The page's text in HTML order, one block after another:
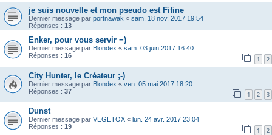
je suis nouvelle et mon pseudo est Fifine
Dernier message par portnawak « sam. 18 nov. 2017 19:54
Réponses : 13
Enker, pour vous servir =)
Dernier message par Blondex « sam. 03 juin 2017 16:40
Réponses : 16 1 2
City Hunter, le Créateur ;-)
Dernier message par Blondex « ven. 05 mai 2017 18:20
Réponses : 37 1 2 3
Dunst
Dernier message par VEGETOX « lun. 24 avr. 2017 23:04
Réponses : 19 1 2